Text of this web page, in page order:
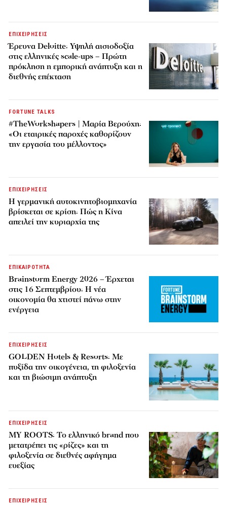
ΕΠΙΧΕΙΡΗΣΕΙΣ
Έρευνα Deloitte: Υψηλή αισιοδοξία
στις ελληνικές scale-ups – Πρώτη
πρόκληση η εμπορική ανάπτυξη και η
διεθνής επέκταση
FORTUNE TALKS
#TheWorkshapers | Μαρία Βερούχη:
«Οι εταιρικές παροχές καθορίζουν
την εργασία του μέλλοντος»
ΕΠΙΧΕΙΡΗΣΕΙΣ
Η γερμανική αυτοκινητοβιομηχανία
βρίσκεται σε κρίση: Πώς η Κίνα
απειλεί την κυριαρχία της
ΕΠΙΚΑΙΡΟΤΗΤΑ
Brainstorm Energy 2026 – Έρχεται
στις 16 Σεπτεμβρίου: Η νέα
οικονομία θα χτιστεί πάνω στην
ενέργεια
ΕΠΙΧΕΙΡΗΣΕΙΣ
GOLDEN Hotels & Resorts: Με
πυξίδα την οικογένεια, τη φιλοξενία
και τη βιώσιμη ανάπτυξη
ΕΠΙΧΕΙΡΗΣΕΙΣ
MY ROOTS: Το ελληνικό brand που
μετατρέπει τις «ρίζες» και τη
φιλοξενία σε διεθνές αφήγημα
ευεξίας
ΕΠΙΧΕΙΡΗΣΕΙΣ